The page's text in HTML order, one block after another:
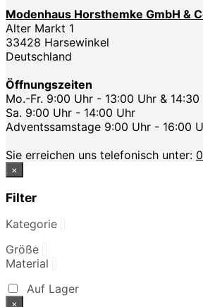
Modenhaus Horsthemke GmbH &
Alter Markt 1
33428 Harsewinkel
Deutschland
Öffnungszeiten
Mo.-Fr. 9:00 Uhr - 13:00 Uhr &
Sa. 9:00 Uhr - 14:00 Uhr
Adventssamstage 9:00 Uhr - 16:00
Sie erreichen uns telefonisch unter:
×
Filter
Kategorie
Größe
Material
Auf Lager
×